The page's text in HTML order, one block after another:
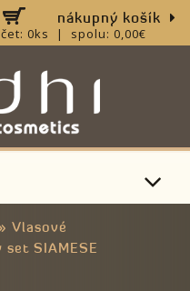
nákupný košík
0ks | spolu: 0,00€
Vlasové
set SIAMESE